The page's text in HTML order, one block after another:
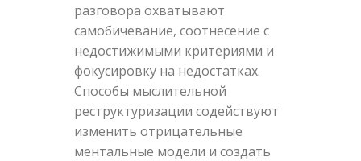
разговора охватывают
самобичевание, соотнесение с
недостижимыми критериями и
фокусировку на недостатках.
Способы мыслительной
реструктуризации содействуют
изменить отрицательные
ментальные модели и создать